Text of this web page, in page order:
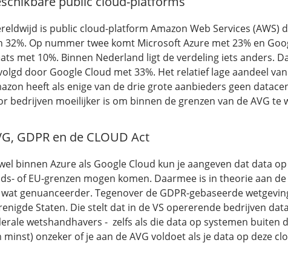
is public cloud-platform Amazon Web Services
32%. Op nummer twee komt Microsoft Azure met 23% en
met 10%. Binnen Nederland ligt de verdeling iets anders.
door Google Cloud met 33%. Het relatief lage aandeel
heeft als enige van de drie grote aanbieders geen
bedrijven moeilijker is om binnen de grenzen van de AVG te
GDPR en de CLOUD Act
binnen Azure als Google Cloud kun je aangeven dat data
of EU-grenzen mogen komen. Daarmee is in theorie aan
genuanceerder. Tegenover de GDPR-gebaseerde
Staten. Die stelt dat in de VS opererende bedrijven
wetshandhavers - zelfs als die data op systemen buiten
minst) onzeker of je aan de AVG voldoet als je data op deze